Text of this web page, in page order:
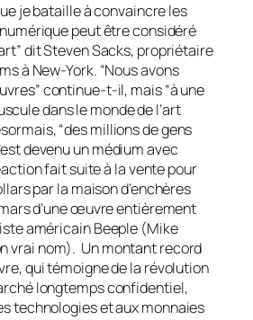
je bataille à convaincre les
peut être considéré
dit Steven Sacks, propriétaire
à New-York. “Nous avons
” continue-t-il, mais “à une
dans le monde de l’art
“des millions de gens
devenu un médium avec
fait suite à la ventepour
par la maison d’enchères
mars d’une œuvre entièrement
américainBeeple (Mike
vrai nom). Un montant record
qui témoigne de la révolution
longtemps confidentiel,
technologieset aux monnaies